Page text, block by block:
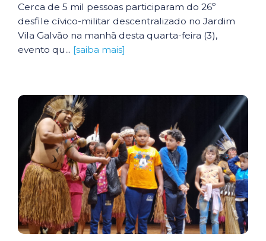
Cerca de 5 mil pessoas participaram do 26º
desfile cívico-militar descentralizado no Jardim
Vila Galvão na manhã desta quarta-feira (3),
evento qu... [saiba mais]